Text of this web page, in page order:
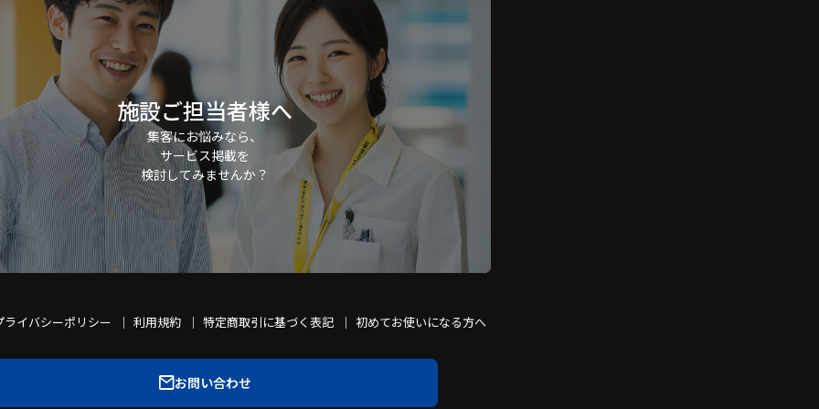
施設ご担当者様へ
集客にお悩みなら、
サービス掲載を
検討してみませんか？
ライバシーポリシー 利用規約 特定商取引に基づく表記 初めてお使いになる方へ
お問い合わせ